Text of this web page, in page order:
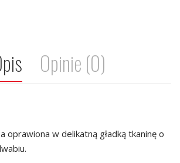
Opinie (0)
oprawiona w delikatną gładką tkaninę o